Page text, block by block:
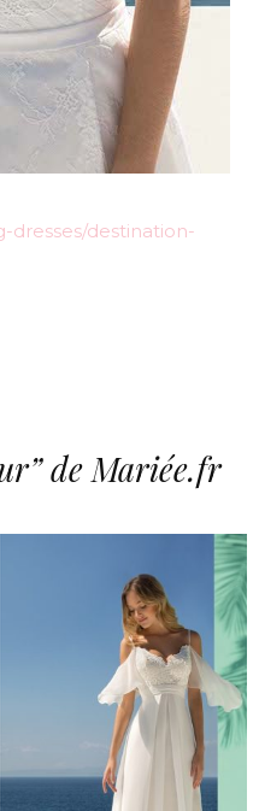
dresses/destination-
de Mariée.fr